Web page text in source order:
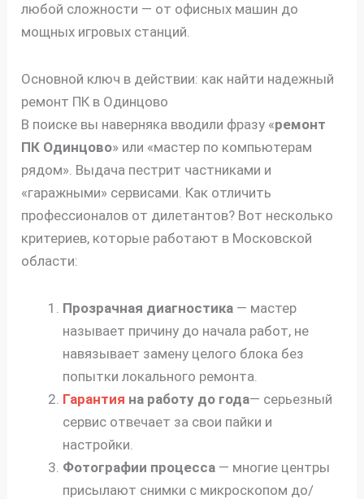
любой сложности — от офисных машин до
мощных игровых станций.
Основной ключ в действии: как найти надежный
ремонт ПК в Одинцово
В поиске вы наверняка вводили фразу «ремонт
ПК Одинцово» или «мастер по компьютерам
рядом». Выдача пестрит частниками и
«гаражными» сервисами. Как отличить
профессионалов от дилетантов? Вот несколько
критериев, которые работают в Московской
области:
Прозрачная диагностика — мастер
называет причину до начала работ, не
навязывает замену целого блока без
попытки локального ремонта.
Гарантия на работу до года— серьезный
сервис отвечает за свои пайки и
настройки.
Фотографии процесса — многие центры
присылают снимки с микроскопом до/